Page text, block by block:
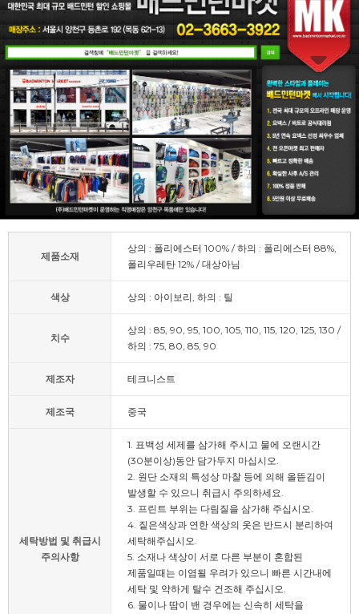
제품소재
상의 : 폴리에스터 100% / 하의 : 폴리에스터 88%,
폴리우레탄 12% / 대상아님
색상 상의 : 아이보리, 하의 : 틸
치수
상의 : 85, 90, 95, 100, 105, 110, 115, 120, 125, 130 /
하의 : 75, 80, 85, 90
제조자 테크니스트
제조국 중국
세탁방법 및 취급시
주의사항
1. 표백성 세제를 삼가해 주시고 물에 오랜시간
(30분이상)동안 담가두지 마십시오.
2. 원단 소재의 특성상 마찰 등에 의해 올뜯김이
발생할 수 있으니 취급시 주의하세요.
3. 프린트 부위는 다림질을 삼가해 주십시오.
4. 짙은색상과 연한 색상의 옷은 반드시 분리하여
세탁해주십시오.
5. 소재나 색상이 서로 다른 부분이 혼합된
제품일때는 이염될 우려가 있으니 빠른 시간내에
세탁 및 약하게 탈수 건조해 주십시오.
6. 물이나 땀이 밴 경우에는 신속히 세탁을